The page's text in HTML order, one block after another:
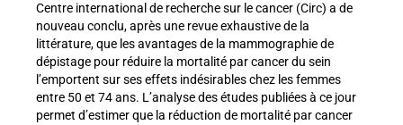
Centre international de recherche sur le cancer (Circ) a de
nouveau conclu, après une revue exhaustive de la
littérature, que les avantages de la mammographie de
dépistage pour réduire la mortalité par cancer du sein
l’emportent sur ses effets indésirables chez les femmes
entre 50 et 74 ans. L’analyse des études publiées à ce jour
permet d’estimer que la réduction de mortalité par cancer